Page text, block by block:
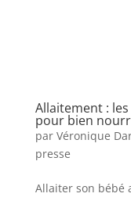
Allaitement :
pour bien
par Véronique
presse
Allaiter son bébé